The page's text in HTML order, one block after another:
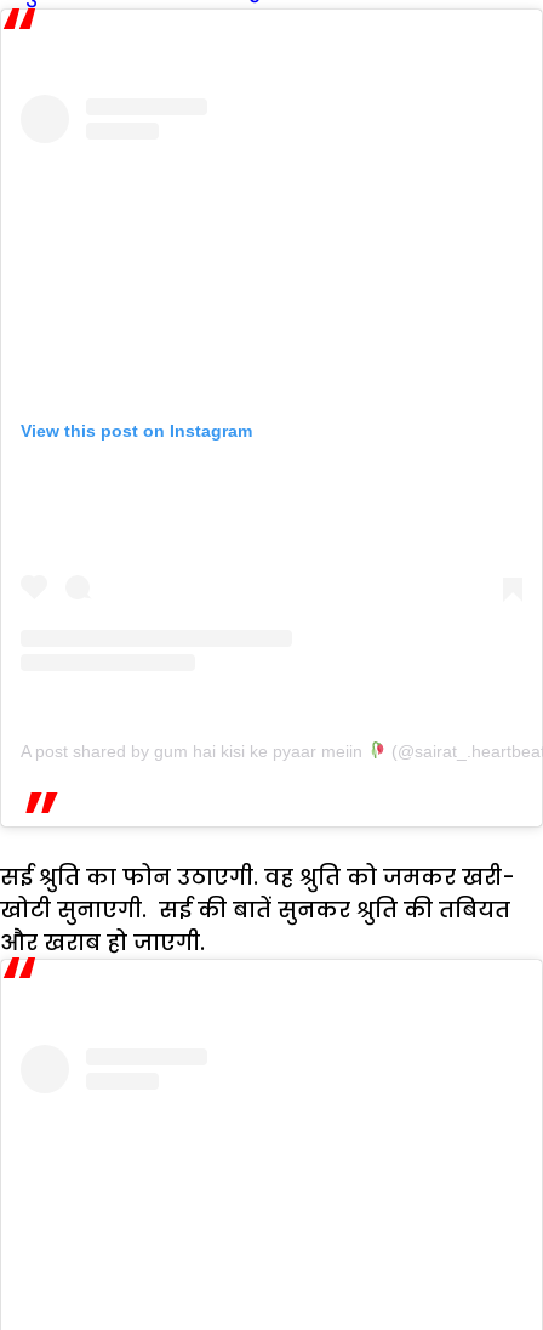
View this post on Instagram
A post shared by gum hai kisi ke pyaar meiin
सई श्रुति का फोन उठाएगी. वह श्रुति को जमकर खरी-
खोटी सुनाएगी. सई की बातें सुनकर श्रुति की तबियत
और खराब हो जाएगी.